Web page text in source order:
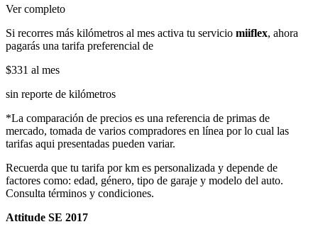
Ver completo
Si recorres más kilómetros al mes activa tu servicio miiflex, ahora
pagarás una tarifa preferencial de
$331 al mes
sin reporte de kilómetros
*La comparación de precios es una referencia de primas de
mercado, tomada de varios compradores en línea por lo cual las
tarifas aqui presentadas pueden variar.
Recuerda que tu tarifa por km es personalizada y depende de
factores como: edad, género, tipo de garaje y modelo del auto.
Consulta términos y condiciones.
Attitude SE 2017